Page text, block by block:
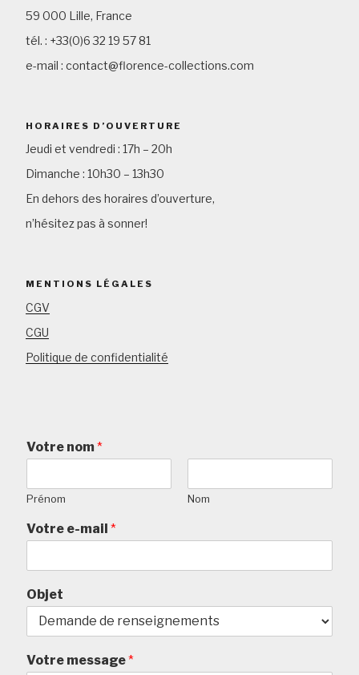
59 000 Lille, France
tél. : +33(0)6 32 19 57 81
e-mail : contact@florence-collections.com
HORAIRES D’OUVERTURE
Jeudi et vendredi : 17h – 20h
Dimanche : 10h30 – 13h30
En dehors des horaires d’ouverture,
n’hésitez pas à sonner!
MENTIONS LÉGALES
CGV
CGU
Politique de confidentialité
Votre nom*
Prénom Nom
Votre e-mail *
Objet
Votre message*